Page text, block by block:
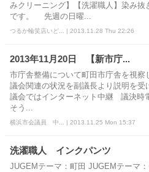
みクリーニング】【洗濯職人】染み抜
です。 先週の日曜...
つるか輪笑店いど... | 2013.11.28 Thu 22:26
2013年11月20日 【新市庁...
市庁舎整備について町田市庁舎を
議会関連の状況を副議長より説明
議会ではインターネット中継 議決時
そう...
横浜市会議員 中... | 2013.11.25 Mon 15:37
洗濯職人 インクパンツ
JUGEMテーマ：町田 JUGEMテー